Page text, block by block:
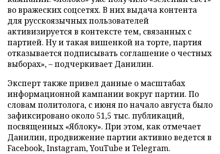
во вражеских соцсетях. В них выдача контента
для русскоязычных пользователей
активизируется в контексте тем, связанных с
партией. Ну и такая вишенкой на торте, партия
отказывается подписывать соглашение о честных
выборах», – подчеркивает Данилин.
Эксперт также привел данные о масштабах
информационной кампании вокруг партии. По
словам политолога, с июня по начало августа было
зафиксировано около 51,5 тыс. публикаций,
посвященных «Яблоку». При этом, как отмечает
Данилин, продвижение партии активно ведется в
Facebook, Instagram, YouTube и Telegram.